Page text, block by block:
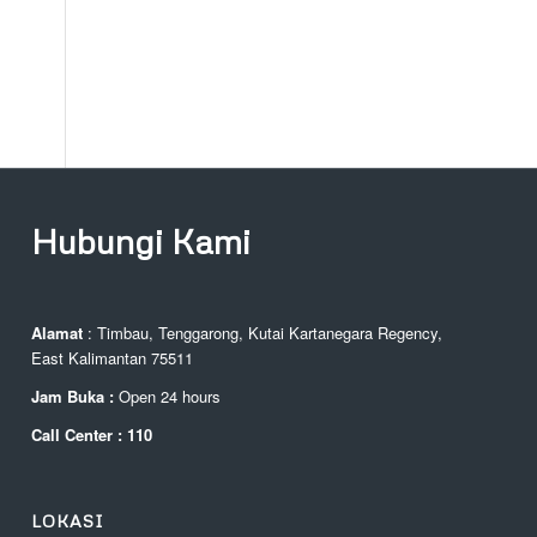
Hubungi Kami
Alamat : Timbau, Tenggarong, Kutai Kartanegara Regency,
East Kalimantan 75511
Jam Buka :Open 24 hours
Call Center : 110
LOKASI